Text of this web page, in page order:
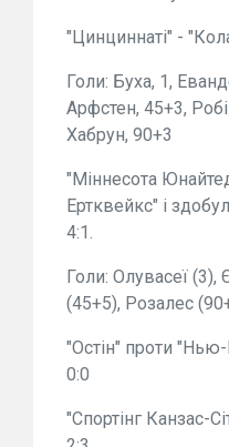
"Цинциннаті" -
Голи: Буха, 1,
Арфстен, 45+3,
Хабрун, 90+3
"Міннесота
Ертквейкс" і
4:1.
Голи: Олувасеї (3),
(45+5), Розалес
"Остін" проти
0:0
"Спортінг Канзас-